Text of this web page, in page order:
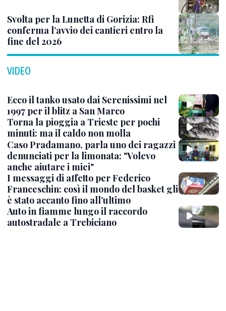
Svolta per la Lunetta di Gorizia: Rfi
conferma l’avvio dei cantieri entro la
fine del 2026
VIDEO
Ecco il tanko usato dai Serenissimi nel
1997 per il blitz a San Marco
Torna la pioggia a Trieste per pochi
minuti: ma il caldo non molla
Caso Pradamano, parla uno dei ragazzi
denunciati per la limonata: "Volevo
anche aiutare i miei"
I messaggi di affetto per Federico
Franceschin: così il mondo del basket gli
è stato accanto fino all’ultimo
Auto in fiamme lungo il raccordo
autostradale a Trebiciano